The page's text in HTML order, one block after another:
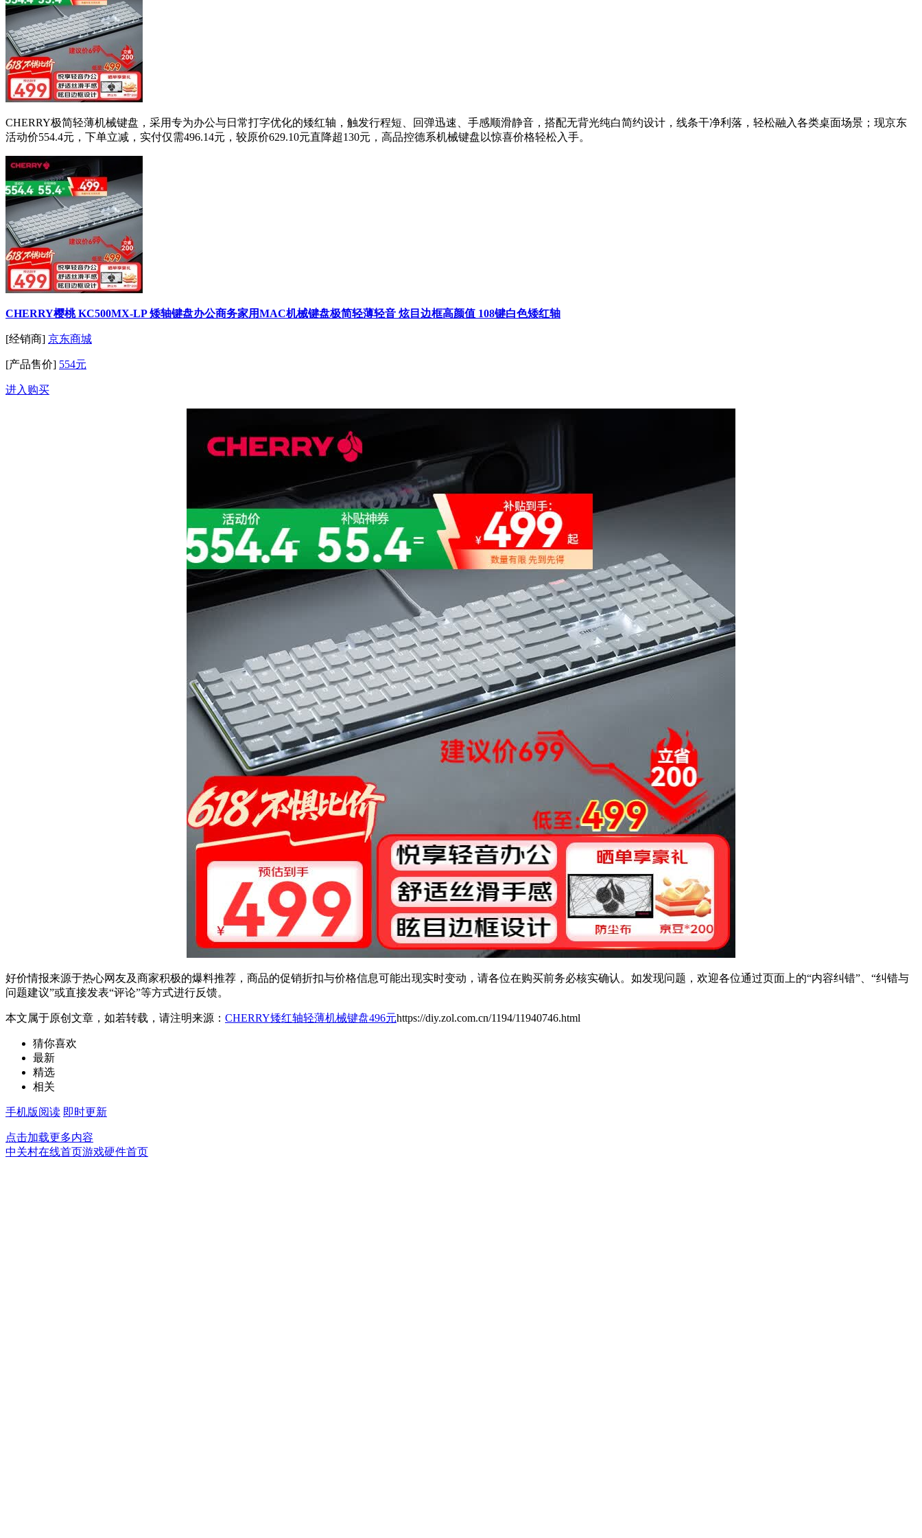
CHERRY极简轻薄机械键盘，采用专为办公与日常打字优化的矮红轴，触发行程短、回弹迅速、手感顺滑静音，搭配无背光纯白简约设计，线条干净利落，轻松融入各类桌面场景；现京东
活动价554.4元，下单立减，实付仅需496.14元，较原价629.10元直降超130元，高品控德系机械键盘以惊喜价格轻松入手。
CHERRY樱桃 KC500MX-LP 矮轴键盘办公商务家用MAC机械键盘极简轻薄轻音 炫目边框高颜值 108键白色矮红轴
[经销商] 京东商城
[产品售价] 554元
进入购买
好价情报来源于热心网友及商家积极的爆料推荐，商品的促销折扣与价格信息可能出现实时变动，请各位在购买前务必核实确认。如发现问题，欢迎各位通过页面上的“内容纠错”、“纠错与
问题建议”或直接发表“评论”等方式进行反馈。
本文属于原创文章，如若转载，请注明来源： CHERRY矮红轴轻薄机械键盘496元https://diy.zol.com.cn/1194/11940746.html
猜你喜欢
最新
精选
相关
手机版阅读 即时更新
点击加载更多内容
中关村在线首页游戏硬件首页